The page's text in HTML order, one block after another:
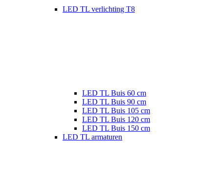
LED TL verlichting T8
LED TL Buis 60 cm
LED TL Buis 90 cm
LED TL Buis 105 cm
LED TL Buis 120 cm
LED TL Buis 150 cm
LED TL armaturen